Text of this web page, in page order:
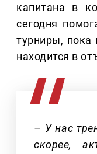
капитана в
сегодня
турниры,
находится в
– У нас
скорее,